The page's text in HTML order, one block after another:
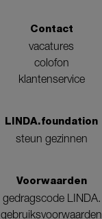
Contact
vacatures
colofon
klantenservice
LINDA.foundation
steun gezinnen
Voorwaarden
gedragscode LINDA.
gebruiksvoorwaarden